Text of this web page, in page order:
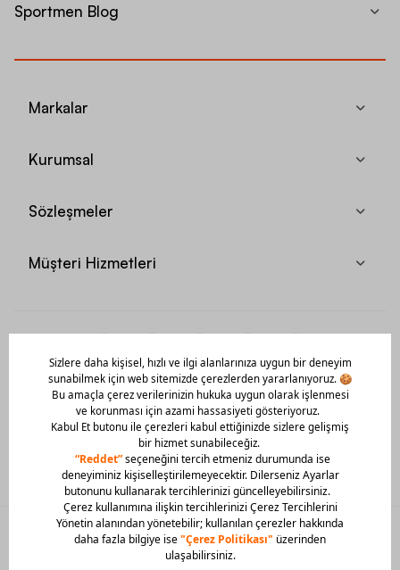
Sportmen Blog
Markalar
Kurumsal
Sözleşmeler
Müşteri Hizmetleri
Mobil Uygulamamızı Hemen İndir!